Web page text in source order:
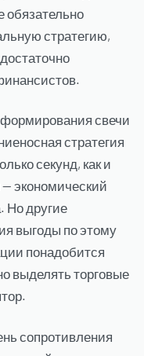
обязательно
стратегию,
свечи
стратегия
секунд, как и
экономический
Но другие
выгоды по этому
понадобится
выделять торговые
сопротивления